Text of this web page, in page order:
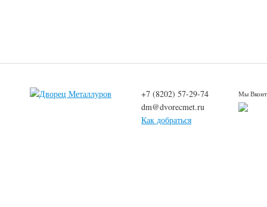
+7 (8202) 57-29-74
dm@dvorecmet.ru
Как добраться
Мы